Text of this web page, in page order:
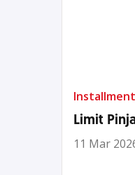
Installment
Limit
11 Mar